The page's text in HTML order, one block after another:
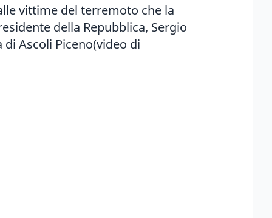
vittime del terremoto che la
della Repubblica, Sergio
Ascoli Piceno(video di